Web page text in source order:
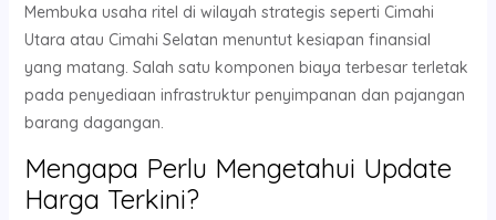
Membuka usaha ritel di wilayah strategis seperti Cimahi
Utara atau Cimahi Selatan menuntut kesiapan finansial
yang matang. Salah satu komponen biaya terbesar terletak
pada penyediaan infrastruktur penyimpanan dan pajangan
barang dagangan.
Mengapa Perlu Mengetahui Update
Harga Terkini?